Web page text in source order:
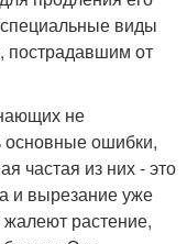
виды
пострадавшим от
не
основные ошибки,
частая из них - это
и вырезание уже
растение,